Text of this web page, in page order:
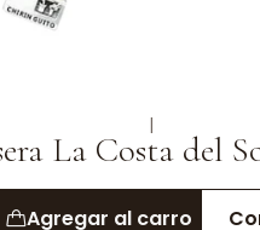
|
La Costa del
Agregar al carro